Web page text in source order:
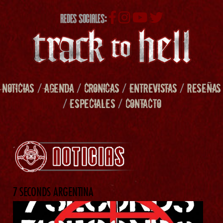
REDES SOCIALES:
NOTICIAS /AGENDA/ CRONICAS/ENTREVISTAS/RESEÑAS
/ESPECIALES/ CONTACTO
7 SECONDS ARGENTINA